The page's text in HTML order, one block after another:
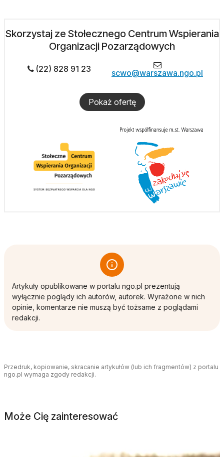
Skorzystaj ze Stołecznego Centrum Wspierania
Organizacji Pozarządowych
(22) 828 91 23 scwo@warszawa.ngo.pl
Pokaż ofertę
Artykuły opublikowane w portalu ngo.pl prezentują
wyłącznie poglądy ich autorów, autorek. Wyrażone w nich
opinie, komentarze nie muszą być tożsame z poglądami
redakcji.
Przedruk, kopiowanie, skracanie artykułów (lub ich fragmentów) z portalu
ngo.pl wymaga zgody redakcji.
Może Cię zainteresować